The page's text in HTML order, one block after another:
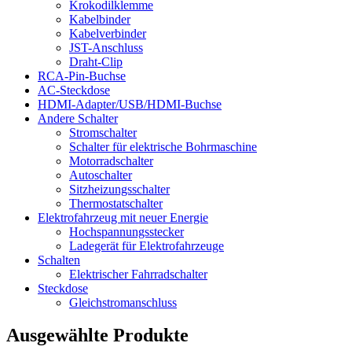
Krokodilklemme
Kabelbinder
Kabelverbinder
JST-Anschluss
Draht-Clip
RCA-Pin-Buchse
AC-Steckdose
HDMI-Adapter/USB/HDMI-Buchse
Andere Schalter
Stromschalter
Schalter für elektrische Bohrmaschine
Motorradschalter
Autoschalter
Sitzheizungsschalter
Thermostatschalter
Elektrofahrzeug mit neuer Energie
Hochspannungsstecker
Ladegerät für Elektrofahrzeuge
Schalten
Elektrischer Fahrradschalter
Steckdose
Gleichstromanschluss
Ausgewählte Produkte